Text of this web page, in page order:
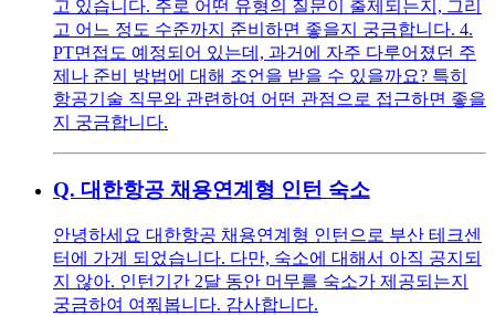
고 있습니다. 주로 어떤 유형의 질문이 출제되는지, 그리
고 어느 정도 수준까지 준비하면 좋을지 궁금합니다. 4.
PT면접도 예정되어 있는데, 과거에 자주 다루어졌던 주
제나 준비 방법에 대해 조언을 받을 수 있을까요? 특히
항공기술 직무와 관련하여 어떤 관점으로 접근하면 좋을
지 궁금합니다.
Q. 대한항공 채용연계형 인턴 숙소
안녕하세요 대한항공 채용연계형 인턴으로 부산 테크센
터에 가게 되었습니다. 다만, 숙소에 대해서 아직 공지되
지 않아. 인턴기간 2달 동안 머무를 숙소가 제공되는지
궁금하여 여쭤봅니다. 감사합니다.